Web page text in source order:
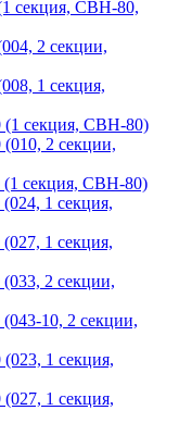
секция, СВН-80,
2 секции,
1 секция,
(1 секция, СВН-80)
2 секции,
(1 секция, СВН-80)
1 секция,
1 секция,
2 секции,
10, 2 секции,
1 секция,
1 секция,